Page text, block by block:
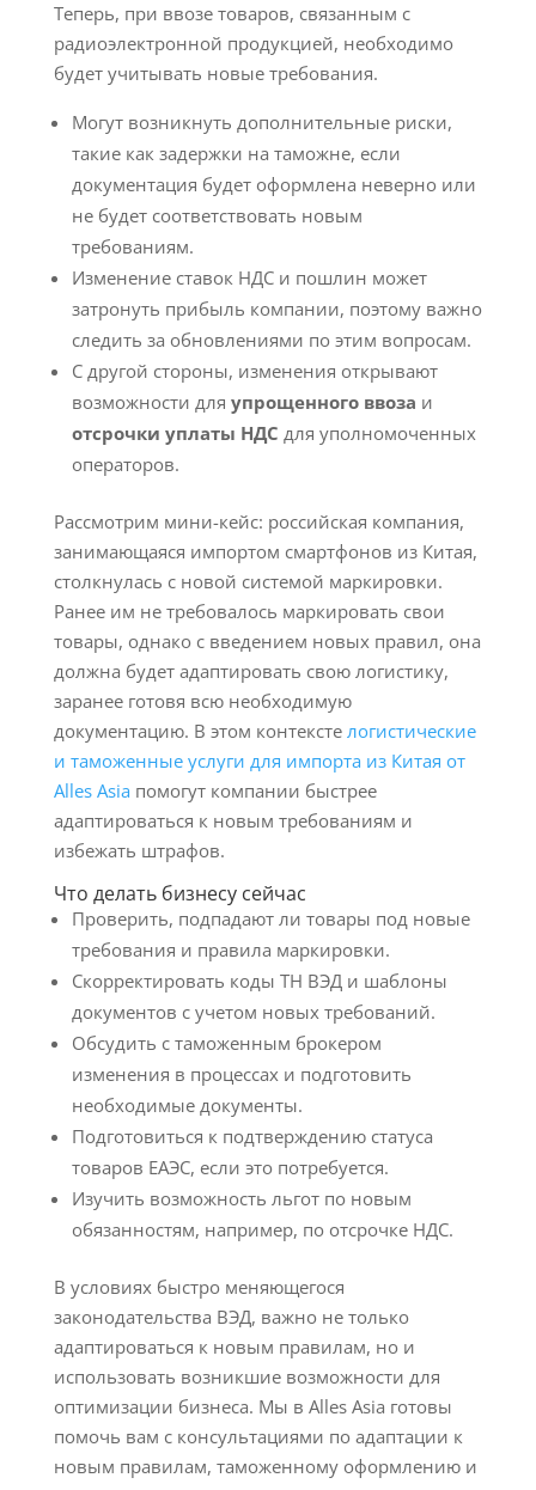
Теперь, при ввозе товаров, связанным с
радиоэлектронной продукцией, необходимо
будет учитывать новые требования.
Могут возникнуть дополнительные риски,
такие как задержки на таможне, если
документация будет оформлена неверно или
не будет соответствовать новым
требованиям.
Изменение ставок НДС и пошлин может
затронуть прибыль компании, поэтому важно
следить за обновлениями по этим вопросам.
С другой стороны, изменения открывают
возможности для упрощенного ввоза и
отсрочки уплаты НДС для уполномоченных
операторов.
Рассмотрим мини-кейс: российская компания,
занимающаяся импортом смартфонов из Китая,
столкнулась с новой системой маркировки.
Ранее им не требовалось маркировать свои
товары, однако с введением новых правил, она
должна будет адаптировать свою логистику,
заранее готовя всю необходимую
документацию. В этом контексте логистические
и таможенные услуги для импорта из Китая от
Alles Asia помогут компании быстрее
адаптироваться к новым требованиям и
избежать штрафов.
Что делать бизнесу сейчас
Проверить, подпадают ли товары под новые
требования и правила маркировки.
Скорректировать коды ТН ВЭД и шаблоны
документов с учетом новых требований.
Обсудить с таможенным брокером
изменения в процессах и подготовить
необходимые документы.
Подготовиться к подтверждению статуса
товаров ЕАЭС, если это потребуется.
Изучить возможность льгот по новым
обязанностям, например, по отсрочке НДС.
В условиях быстро меняющегося
законодательства ВЭД, важно не только
адаптироваться к новым правилам, но и
использовать возникшие возможности для
оптимизации бизнеса. Мы в Alles Asia готовы
помочь вам с консультациями по адаптации к
новым правилам, таможенному оформлению и